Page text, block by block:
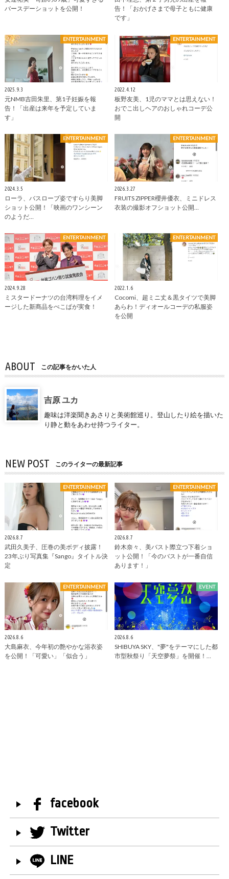
バースデーショットを公開！
告！「おかげさまで母子ともに健康
です」
ENTERTAINMENT
2025.9.3
元NMB吉田朱里、第1子妊娠を報
告！「出産は来年を予定していま
す」
ENTERTAINMENT
2022.4.12
板野友美、1児のママとは思えない！
おでこ出しヘアのおしゃれコーデ公
開
ENTERTAINMENT
2024.3.5
ローラ、バスローブ姿ですらり美脚
ショット公開！「映画のワンシーン
のようだ…
ENTERTAINMENT
2026.3.27
FRUITS ZIPPER櫻井優衣、ミニドレス
衣装の撮影オフショット公開…
ENTERTAINMENT
2024.9.28
ミスタードーナツの台湾料理をイメ
ージした新商品をぺこぱが実食！
ENTERTAINMENT
2022.1.6
Cocomi、超ミニ丈＆黒タイツで美脚
あらわ！ディオールコーデの私服姿
を公開
ABOUT この記事をかいた人
吉原 ユカ
趣味は洋楽聞きあさりと美術館巡り。登山したり絵を描いた
り静と動をあわせ持つライター。
NEW POST このライターの最新記事
ENTERTAINMENT
2026.8.7
武田久美子、圧巻の美ボディ披露！
23年ぶり写真集『Sango』タイトル決
定
ENTERTAINMENT
2026.8.7
鈴木奈々、美バスト際立つ下着ショ
ット公開！「今のバストが一番自信
あります！」
ENTERTAINMENT
2026.8.6
大島麻衣、今年初の艶やかな浴衣姿
を公開！「可愛い」「似合う」
EVENT
2026.8.6
SHIBUYA SKY、"夢"をテーマにした都
市型秋祭り「天空夢祭」を開催！…
facebook
Twitter
LINE